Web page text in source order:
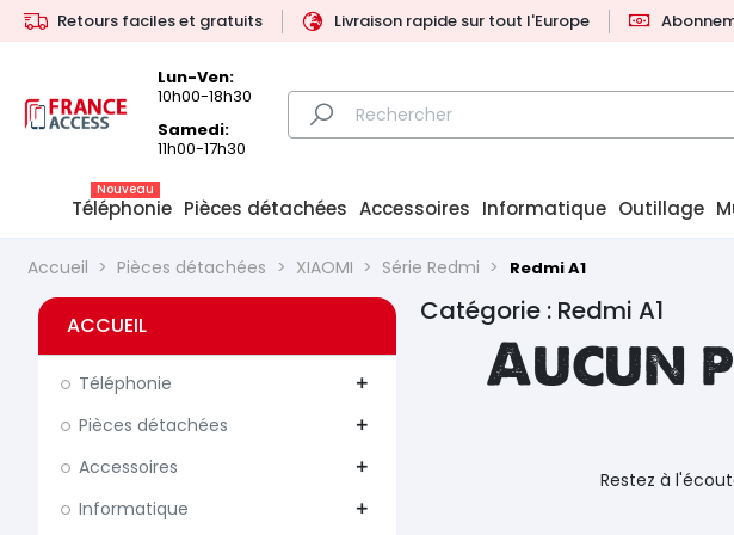
Retours faciles et gratuits Livraison rapide sur tout l'Europe
Lun-Ven:
10h00-18h30
Samedi:
11h00-17h30
Téléphonie
Nouveau
Pièces détachées Accessoires Informatique Outillage
Accueil Pièces détachées XIAOMI Série Redmi Redmi A1
ACCUEIL
Téléphonie add
Pièces détachées add
Accessoires add
Informatique add
Catégorie : Redmi A1
Aucun
Restez à